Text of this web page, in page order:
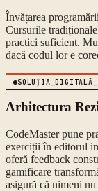
Învățarea
Cursurile
practici suficient.
dacă codul lor e
Arhitectura
CodeMaster pune
exerciții în editorul
oferă feedback
gamificare
asigură că nimeni